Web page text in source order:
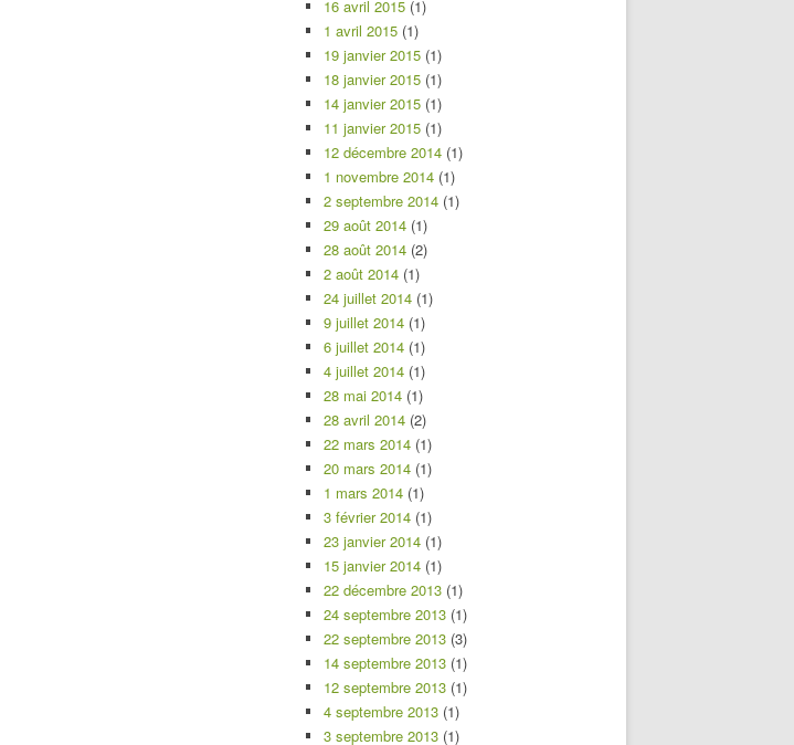
16 avril 2015 (1)
1 avril 2015 (1)
19 janvier 2015 (1)
18 janvier 2015 (1)
14 janvier 2015 (1)
11 janvier 2015 (1)
12 décembre 2014 (1)
1 novembre 2014 (1)
2 septembre 2014 (1)
29 août 2014 (1)
28 août 2014 (2)
2 août 2014 (1)
24 juillet 2014 (1)
9 juillet 2014 (1)
6 juillet 2014 (1)
4 juillet 2014 (1)
28 mai 2014 (1)
28 avril 2014 (2)
22 mars 2014 (1)
20 mars 2014 (1)
1 mars 2014 (1)
3 février 2014 (1)
23 janvier 2014 (1)
15 janvier 2014 (1)
22 décembre 2013 (1)
24 septembre 2013 (1)
22 septembre 2013 (3)
14 septembre 2013 (1)
12 septembre 2013 (1)
4 septembre 2013 (1)
3 septembre 2013 (1)